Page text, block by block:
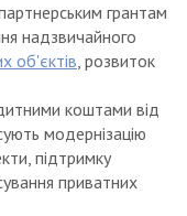
грантам
надзвичайного
об'єктів, розвиток
коштами від
модернізацію
підтримку
приватних